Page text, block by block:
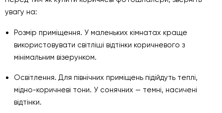
увагу на:
Розмір приміщення. У маленьких кімнатах краще
використовувати світліші відтінки коричневого з
мінімальним візерунком.
Освітлення. Для північних приміщень підійдуть теплі,
мідно-коричневі тони. У сонячних — темні, насичені
відтінки.